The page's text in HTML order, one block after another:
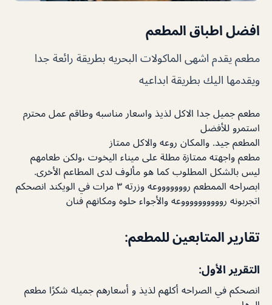
افضل اطباق المطعم
مطعم يقدم اشهى الماكولات البحريه بطريقة رائعة جدا
ويقدمها اليك بطريقة ابداعيه
مطعم جميل جدا الاكل لذيذ واسعار مناسبه وطاقم عمل محترم
استمرو للأفضل
المطعم جيد. والمكان روعه والاكل ممتاز
مطعم واجهته ممتازة مطلة على ميناء اليخوت ،ولكن طعامهم
ليس بالشكل المطلوب كما هو مألوف لدى المطاعم الأخرى.
ابصراحه الممطعم روووووووعه وزرته ٣ مرات في الويكند انصحكم
اتجربونه رووووووووووعه والأجواء حلوه ومكانهم فنان
تقارير المتابعين للمطعم:
التقرير الأول:
انصحكم في الصراحه أكلهم لذيذ و أسعارهم جميله شكرًا مطعم